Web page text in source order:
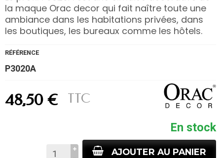
la maque Orac decor qui fait naître toute une
ambiance dans les habitations privées, dans
les boutiques, les bureaux comme les hôtels.
RÉFÉRENCE
P3020A
48,50 € TTC
En stock
AJOUTER AU PANIER